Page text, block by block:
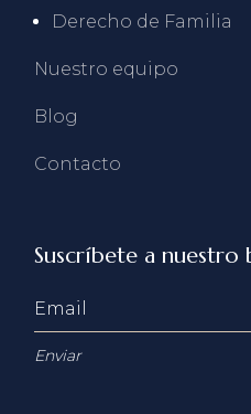
Derecho de Familia
Nuestro equipo
Blog
Contacto
Suscríbete a
Enviar